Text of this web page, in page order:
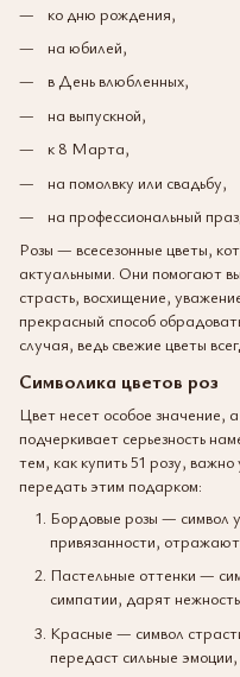
ко дню рождения,
на юбилей,
в День влюбленных,
на выпускной,
к 8 Марта,
на помолвку или свадьбу,
на профессиональный
Розы — всесезонные цветы,
актуальными. Они помогают
страсть, восхищение,
прекрасный способ
случая, ведь свежие цветы
Символика цветов роз
Цвет несет особое значение,
подчеркивает серьезность
тем, как купить 51 розу,
передать этим подарком:
Бордовые розы — символ
привязанности,
Пастельные оттенки —
симпатии, дарят
Красные — символ
передаст сильные